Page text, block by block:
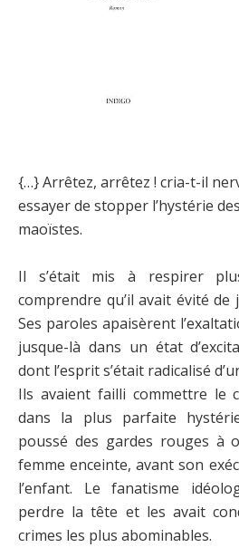
{…} Arrêtez, arrêtez ! cria-t-il
essayer de stopper l’hystérie
maoïstes.
Il s’était mis à respirer
comprendre qu’il avait évité de
Ses paroles apaisèrent
jusque-là dans un état
dont l’esprit s’était radicalisé
Ils avaient failli commettre le
dans la plus parfaite
poussé des gardes rouges à
femme enceinte, avant son
l’enfant. Le fanatisme
perdre la tête et les avait
crimes les plus abominables.